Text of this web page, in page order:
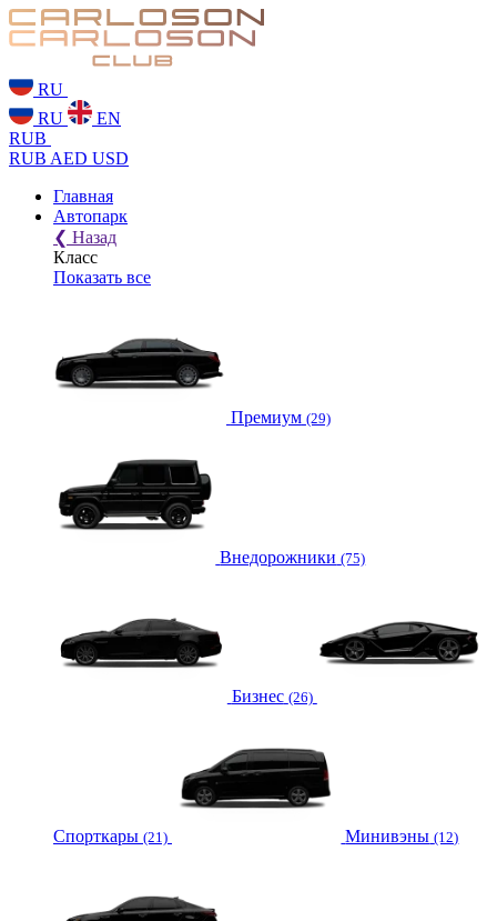
RU
RU
EN
RUB
RUB AED USD
Главная
Автопарк
❮ Назад
Класс
Показать все
Премиум (29)
Внедорожники (75)
Бизнес (26)
Спорткары (21) Минивэны (12)